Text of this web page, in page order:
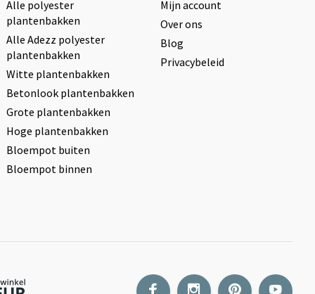
Alle polyester
plantenbakken
Alle Adezz polyester
plantenbakken
Witte plantenbakken
Betonlook plantenbakken
Grote plantenbakken
Hoge plantenbakken
Bloempot buiten
Bloempot binnen
Mijn account
Over ons
Blog
Privacybeleid